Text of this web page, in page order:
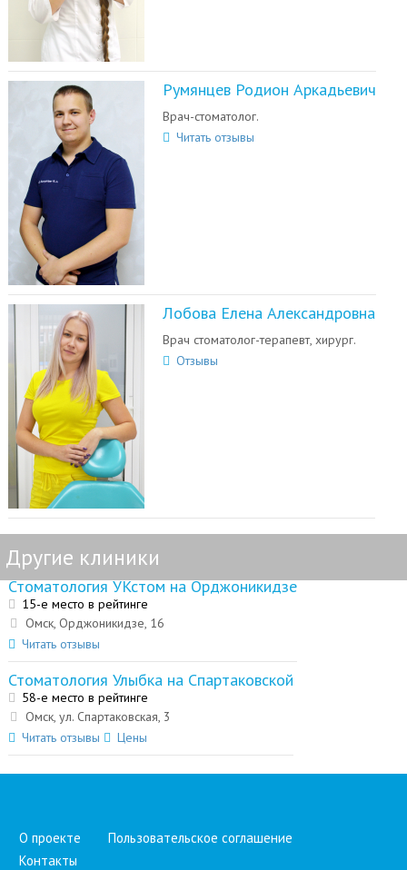
Румянцев Родион Аркадьевич
Врач-стоматолог.
Читать отзывы
Лобова Елена Александровна
Врач стоматолог-терапевт, хирург.
Отзывы
Другие клиники
Стоматология УКстом на Орджоникидзе
15-е место в рейтинге
Омск, Орджоникидзе, 16
Читать отзывы
Стоматология Улыбка на Спартаковской
58-е место в рейтинге
Омск, ул. Спартаковская, 3
Читать отзывы
Цены
О проекте
Пользовательское соглашение
Контакты